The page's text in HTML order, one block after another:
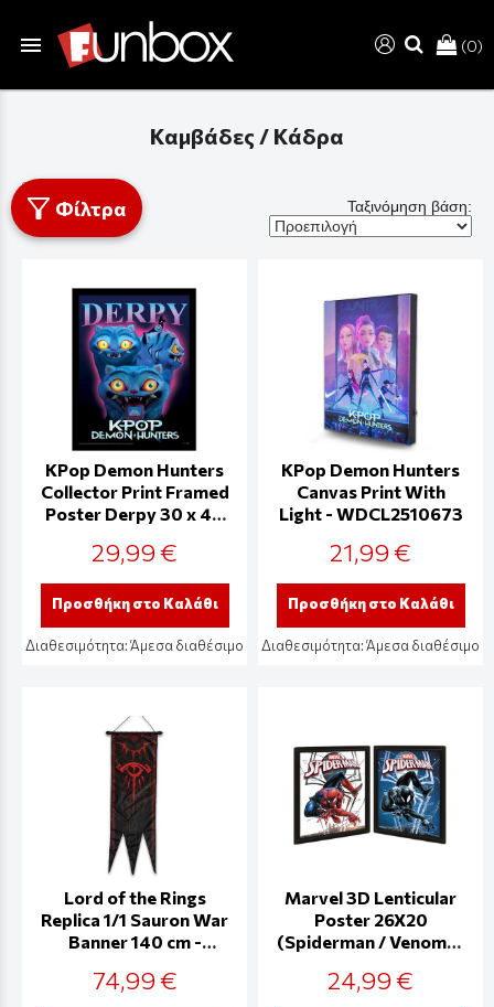
menu (0)
Καμβάδες / Κάδρα
Φίλτρα Ταξινόμηση βάση:
KPop Demon Hunters
Collector Print Framed
Poster Derpy 30 x 40
29,99 €
Προσθήκη στο Καλάθι
Διαθεσιμότητα:Άμεσα διαθέσιμο
KPop Demon Hunters
Canvas Print With
Light - WDCL2510673
21,99 €
Προσθήκη στο Καλάθι
Διαθεσιμότητα:Άμεσα διαθέσιμο
Lord of the Rings
Replica 1/1 Sauron War
Banner 140 cm -
74,99 €
Marvel 3D Lenticular
Poster 26X20
(Spiderman / Venom) -
24,99 €